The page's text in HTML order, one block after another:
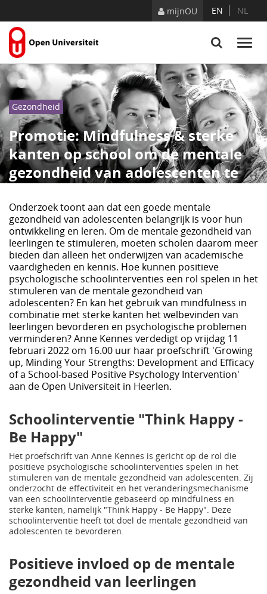
mijnOU EN NL
Gezondheid
Promotie: Mindfulness & sterke
kanten op school om de mentale
gezondheid van adolescenten te
Onderzoek toont aan dat een goede mentale
gezondheid van adolescenten belangrijk is voor hun
ontwikkeling en leren. Om de mentale gezondheid van
leerlingen te stimuleren, moeten scholen daarom meer
bieden dan alleen het onderwijzen van academische
vaardigheden en kennis. Hoe kunnen positieve
psychologische schoolinterventies een rol spelen in het
stimuleren van de mentale gezondheid van
adolescenten? En kan het gebruik van mindfulness in
combinatie met sterke kanten het welbevinden van
leerlingen bevorderen en psychologische problemen
verminderen? Anne Kennes verdedigt op vrijdag 11
februari 2022 om 16.00 uur haar proefschrift 'Growing
up, Minding Your Strengths: Development and Efficacy
of a School-based Positive Psychology Intervention'
aan de Open Universiteit in Heerlen.
Schoolinterventie "Think Happy -
Be Happy"
Het proefschrift van Anne Kennes is gericht op de rol die
positieve psychologische schoolinterventies spelen in het
stimuleren van de mentale gezondheid van adolescenten. Zij
onderzocht de effectiviteit en het veranderingsmechanisme
van een schoolinterventie gebaseerd op mindfulness en
sterke kanten, namelijk "Think Happy - Be Happy". Deze
schoolinterventie heeft tot doel de mentale gezondheid van
adolescenten te bevorderen.
Positieve invloed op de mentale
gezondheid van leerlingen